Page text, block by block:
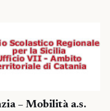
– Mobilità a.s.